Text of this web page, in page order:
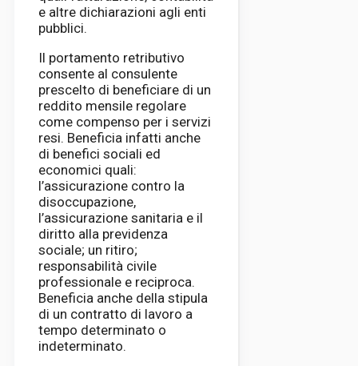
e altre dichiarazioni agli enti
pubblici.
Il portamento retributivo
consente al consulente
prescelto di beneficiare di un
reddito mensile regolare
come compenso per i servizi
resi. Beneficia infatti anche
di benefici sociali ed
economici quali:
l’assicurazione contro la
disoccupazione,
l’assicurazione sanitaria e il
diritto alla previdenza
sociale; un ritiro;
responsabilità civile
professionale e reciproca.
Beneficia anche della stipula
di un contratto di lavoro a
tempo determinato o
indeterminato.